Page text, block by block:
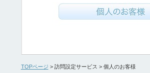
TOPページ > 訪問設定サービス > 個人のお客様